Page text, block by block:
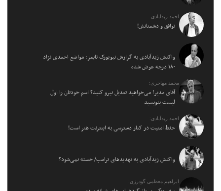
احمد زیدآبادی:
توافق و دشمنانش!
واکنش زیدآبادی به گزارش نیویورک تایمز: مواضع احمدی نژاد
۱۸۰ درجه عوض شده
محمد مهاجری:
آقای مدیر! می‌خواهید تعدیل نیرو کنید؟ اسم خودتان را اول
لیست بنویسید
احمد زیدآبادی:
حفظ امنیت در کنار دسترسی به اینترنت هنر است!
واکنش زیدآبادی به تهدیدهای ترامپ/ خسته نمی‌شود؟
ابراهیم معظمی گودرزی: